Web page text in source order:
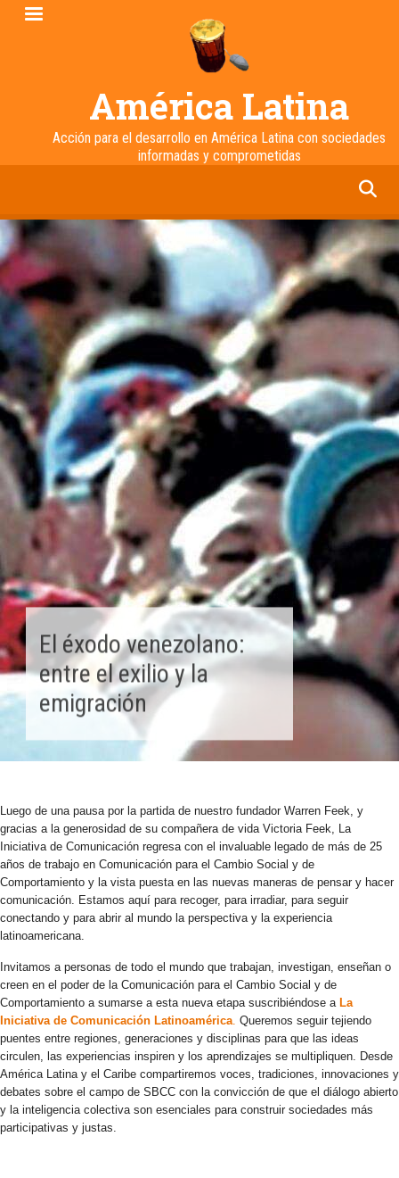
Pasar
América Latina
Acción para el desarrollo en América Latina con sociedades
informadas y comprometidas
El éxodo venezolano:
entre el exilio y la
emigración
Luego de una pausa por la partida de nuestro fundador Warren Feek, y
gracias a la generosidad de su compañera de vida Victoria Feek, La
Iniciativa de Comunicación regresa con el invaluable legado de más de 25
años de trabajo en Comunicación para el Cambio Social y de
Comportamiento y la vista puesta en las nuevas maneras de pensar y hacer
comunicación. Estamos aquí para recoger, para irradiar, para seguir
conectando y para abrir al mundo la perspectiva y la experiencia
latinoamericana.
Invitamos a personas de todo el mundo que trabajan, investigan, enseñan o
creen en el poder de la Comunicación para el Cambio Social y de
Comportamiento a sumarse a esta nueva etapa suscribiéndose a La
Iniciativa de Comunicación Latinoamérica. Queremos seguir tejiendo
puentes entre regiones, generaciones y disciplinas para que las ideas
circulen, las experiencias inspiren y los aprendizajes se multipliquen. Desde
América Latina y el Caribe compartiremos voces, tradiciones, innovaciones y
debates sobre el campo de SBCC con la convicción de que el diálogo abierto
y la inteligencia colectiva son esenciales para construir sociedades más
participativas y justas.